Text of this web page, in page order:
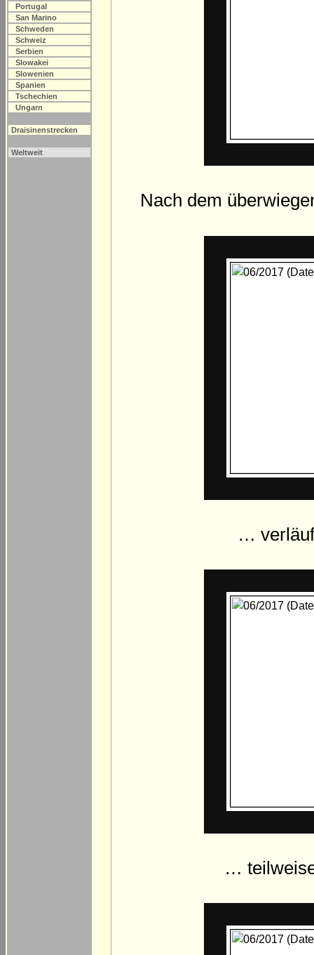
Portugal
San Marino
Schweden
Schweiz
Serbien
Slowakei
Slowenien
Spanien
Tschechien
Ungarn
Draisinenstrecken
Weltweit
Nach dem
…
…